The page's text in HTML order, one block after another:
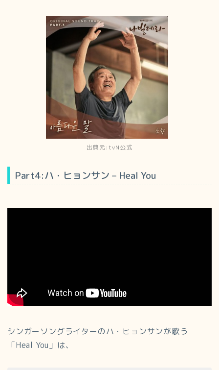
出典元:tvN公式
Part4:ハ・ヒョンサン – Heal You
シンガーソングライターのハ・ヒョンサンが歌う
「Heal You」は、